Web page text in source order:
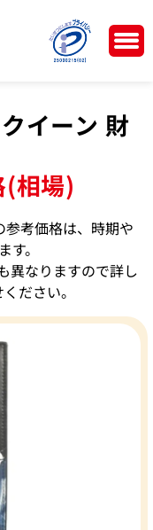
イーン 財
相場)
参考価格は、時期や
。
異なりますので詳し
ださい。